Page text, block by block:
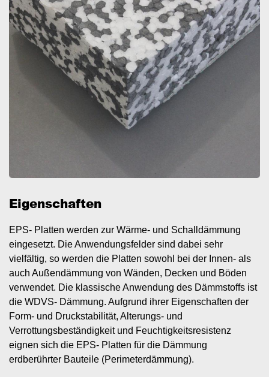
Eigenschaften
EPS- Platten werden zur Wärme- und Schalldämmung
eingesetzt. Die Anwendungsfelder sind dabei sehr
vielfältig, so werden die Platten sowohl bei der Innen- als
auch Außendämmung von Wänden, Decken und Böden
verwendet. Die klassische Anwendung des Dämmstoffs ist
die WDVS- Dämmung. Aufgrund ihrer Eigenschaften der
Form- und Druckstabilität, Alterungs- und
Verrottungsbeständigkeit und Feuchtigkeitsresistenz
eignen sich die EPS- Platten für die Dämmung
erdberührter Bauteile (Perimeterdämmung).